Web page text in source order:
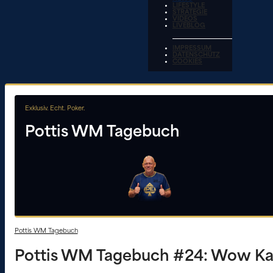
LIFESTYLE
STRATEGIE
VIDEOS
LIVEBLOG
IMPRESSUM
DATENSCHUTZ
COOKIES
Exklusiv. Echt. Poker.
Pottis WM Tagebuch
Pottis WM Tagebuch
Pottis WM Tagebuch #24: Wow